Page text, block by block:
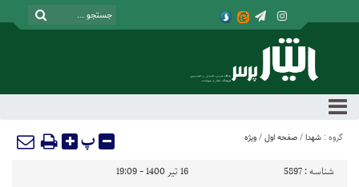
گروه : شهدا / صفحه اول / ویژه پ
شناسه : 5897
16 تیر 1400 - 19:09